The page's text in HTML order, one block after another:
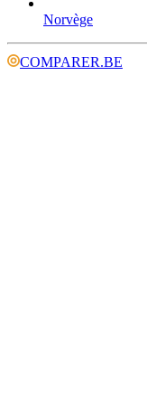
Norvège
COMPARER.BE